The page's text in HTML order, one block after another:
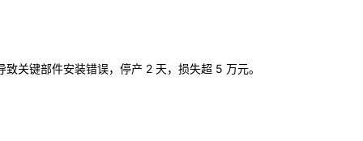
关键部件安装错误，停产 2 天，损失超 5 万元。